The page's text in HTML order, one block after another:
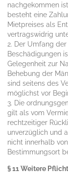
nachgekommen
besteht eine
Mietpreises als
vertragswidrig
2. Der Umfang
Beschädigungen
Gelegenheit zur
Behebung der
sind seitens des
möglichst vor
3. Die
gilt als vom
rechtzeitiger
unverzüglich und
nicht innerhalb
Bestimmungsort
§ 11 Weitere